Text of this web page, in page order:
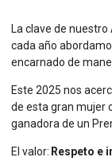
English Version
Intranet Docente
La clave de
cada año
encarnado de
Este 2025 nos
de esta gran mujer
ganadora de un
El valor: Respeto e